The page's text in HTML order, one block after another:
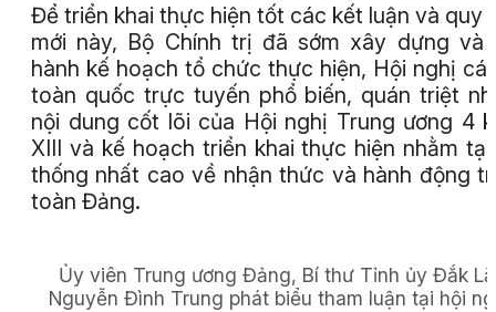
Để triển khai thực hiện tốt các kết luận và quy
mới này, Bộ Chính trị đã sớm xây dựng và
hành kế hoạch tổ chức thực hiện, Hội nghị
toàn quốc trực tuyến phổ biến, quán triệt
nội dung cốt lõi của Hội nghị Trung ương 4
XIII và kế hoạch triển khai thực hiện nhằm
thống nhất cao về nhận thức và hành động
toàn Đảng.
Ủy viên Trung ương Đảng, Bí thư Tỉnh ủy Đắk
Nguyễn Đình Trung phát biểu tham luận tại hội